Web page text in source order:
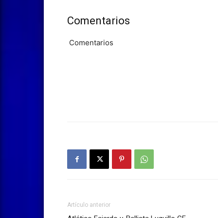
Comentarios
Comentarios
Artículo anterior